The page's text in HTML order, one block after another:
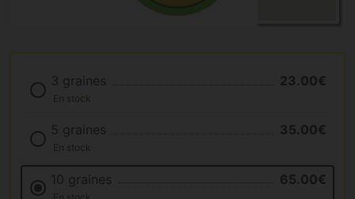
3 graines 23.00€
En stock
5 graines 35.00€
En stock
10 graines 65.00€
En stock